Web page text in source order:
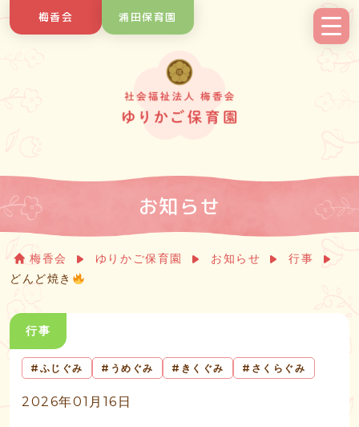
to
梅香会 浦田保育園
お知らせ
梅香会 ゆりかご保育園 お知らせ
行事
どんど焼き
行事
ふじぐみ うめぐみ きくぐみ さくらぐみ
2026年01月16日